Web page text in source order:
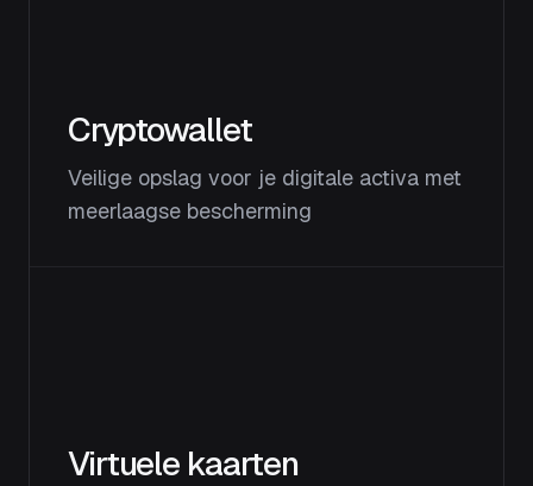
Cryptowallet
Veilige opslag voor je digitale activa met
meerlaagse bescherming
Virtuele kaarten